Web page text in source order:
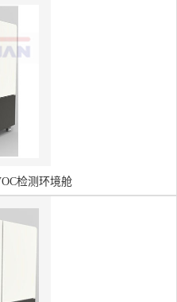
检测环境舱